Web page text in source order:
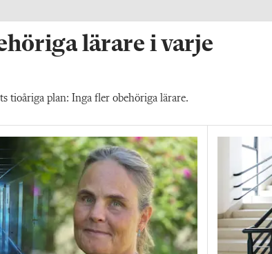
lärare i varje
tioåriga plan: Inga fler obehöriga lärare.